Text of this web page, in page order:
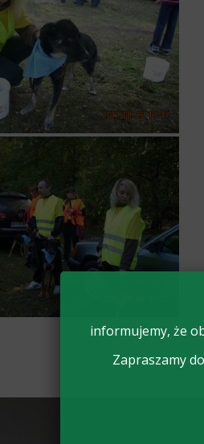
informujemy, że
Zapraszamy